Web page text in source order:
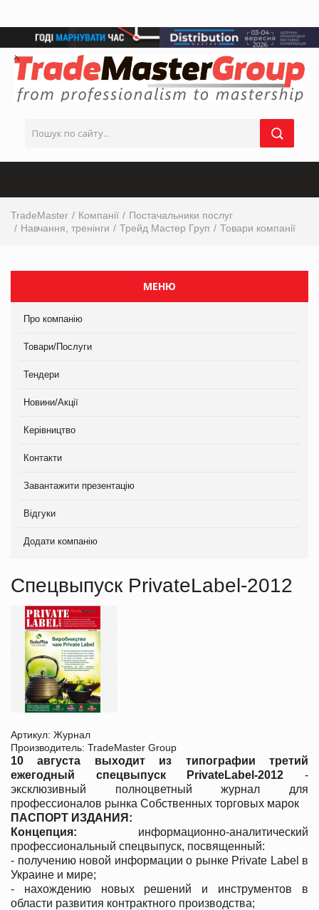
TradeMaster Компанії
Постачальники послуг
Навчання, тренінги
Трейд Мастер Груп Товари компанії
МЕНЮ
Про компанію
Товари/Послуги
Тендери
Новини/Акції
Керівництво
Контакти
Завантажити презентацію
Відгуки
Додати компанію
Спецвыпуск PrivateLabel-2012
Артикул: Журнал
Производитель: TradeMaster Group
10 августа выходит из типографии третий
ежегодный спецвыпуск PrivateLabel-2012 -
эксклюзивный полноцветный журнал для
профессионалов рынка Собственных торговых марок
ПАСПОРТ ИЗДАНИЯ:
Концепция: информационно-аналитический
профессиональный спецвыпуск, посвященный:
- получению новой информации о рынке Private Label в
Украине и мире;
- нахождению новых решений и инструментов в
области развития контрактного производства;